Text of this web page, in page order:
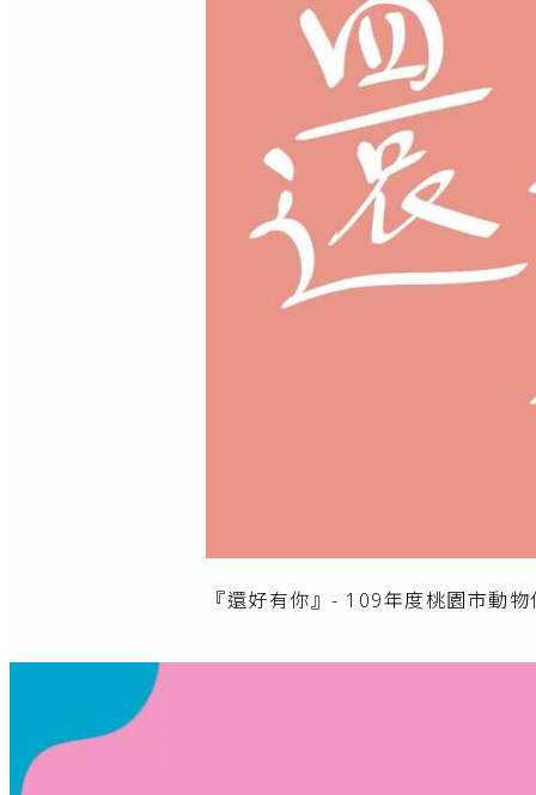
『還好有你』- 109年度桃園市動